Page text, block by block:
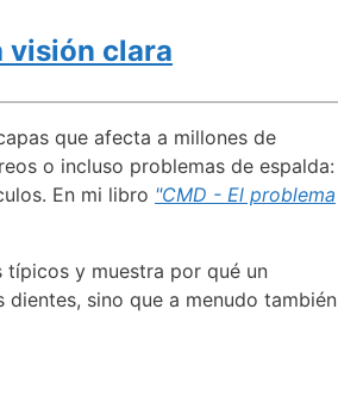
visión clara
que afecta a millones de
o incluso problemas de espalda:
En mi libro "CMD - El problema
típicos y muestra por qué un
sino que a menudo también